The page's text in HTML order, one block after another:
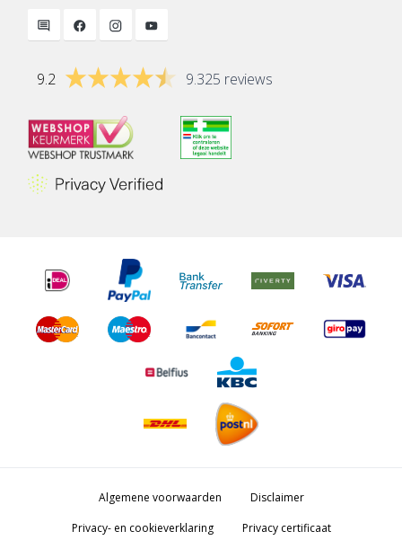
9.2 9.325 reviews
Algemene voorwaarden
Disclaimer
Privacy- en cookieverklaring
Privacy certificaat